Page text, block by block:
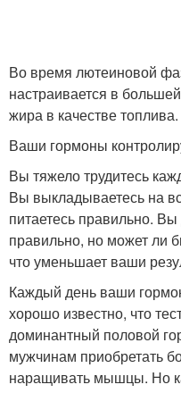
Во время лютеиновой
настраивается в
жира в качестве топлива.
Ваши гормоны
Вы тяжело трудитесь
Вы выкладываетесь на
питаетесь правильно.
правильно, но может ли
что уменьшает ваши
Каждый день ваши
хорошо известно, что
доминантный половой
мужчинам приобретать
наращивать мышцы. Но